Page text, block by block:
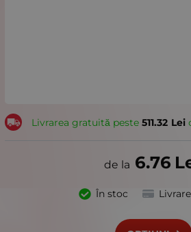
Livrarea gratuită peste 511.32 Lei
6.76
În stoc